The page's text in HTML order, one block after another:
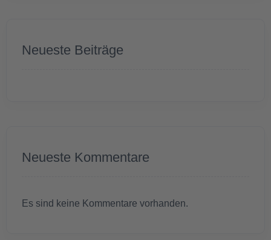
Neueste Beiträge
Neueste Kommentare
Es sind keine Kommentare vorhanden.